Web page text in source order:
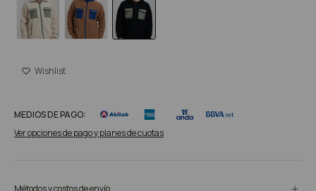
MEDIOS DE PAGO:
Ver opciones de pago y planes de cuotas
Métodos y costos de envío